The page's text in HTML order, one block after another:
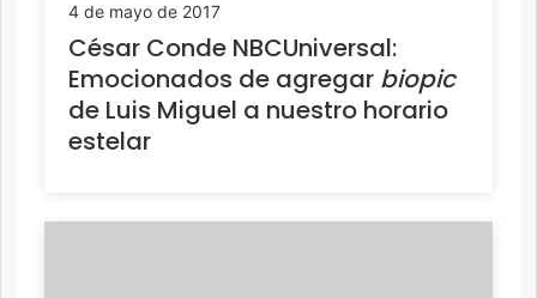
4 de mayo de 2017
César Conde NBCUniversal:
Emocionados de agregar biopic
de Luis Miguel a nuestro horario
estelar